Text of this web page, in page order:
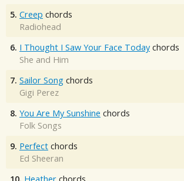
5. Creep chords
Radiohead
6. I Thought I Saw Your Face Today chords
She and Him
7. Sailor Song chords
Gigi Perez
8. You Are My Sunshine chords
Folk Songs
9. Perfect chords
Ed Sheeran
10. Heather chords